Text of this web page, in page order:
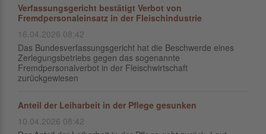
Verfassungsgericht bestätigt Verbot von
Fremdpersonaleinsatz in der Fleischindustrie
16.04.2026 08:42
Das Bundesverfassungsgericht hat die Beschwerde eines
Zerlegungsbetriebs gegen das sogenannte
Fremdpersonalverbot in der Fleischwirtschaft
zurückgewiesen
Anteil der Leiharbeit in der Pflege gesunken
10.04.2026 08:42